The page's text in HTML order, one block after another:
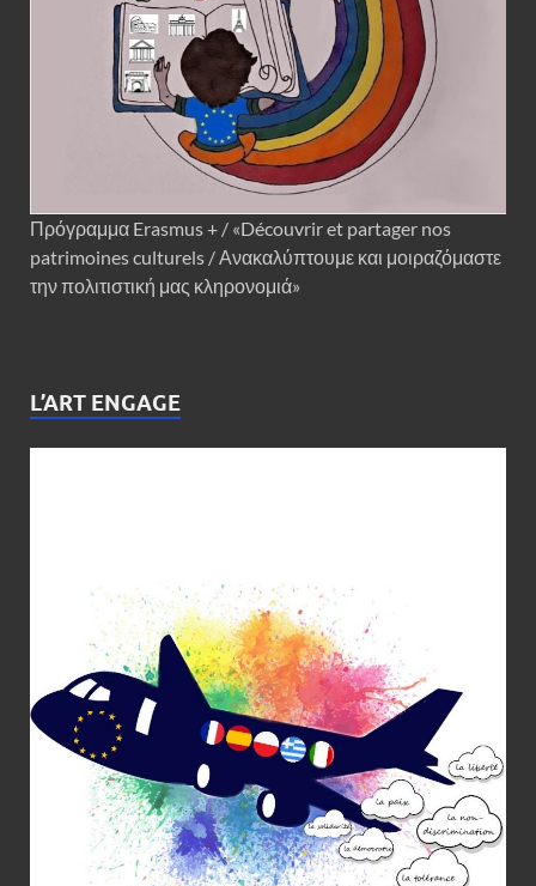
Πρόγραμμα Erasmus + / «Découvrir et partager nos
patrimoines culturels / Ανακαλύπτουμε και μοιραζόμαστε
την πολιτιστική μας κληρονομιά»
L’ART ENGAGE